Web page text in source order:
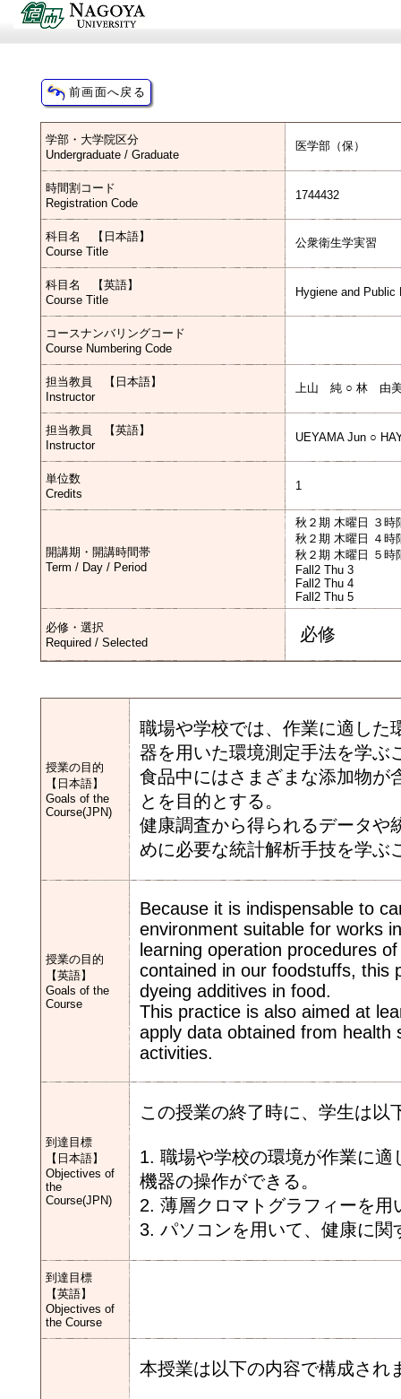
学部・大学院区分
Undergraduate / Graduate
医学部（保）
時間割コード
Registration Code
1744432
科目名 【日本語】
Course Title
公衆衛生学実習
科目名 【英語】
Course Title
Hygiene and Public
コースナンバリングコード
Course Numbering Code
担当教員 【日本語】
Instructor
上山 純 ○ 林 由
担当教員 【英語】
Instructor
UEYAMA Jun ○
単位数
Credits
1
開講期・開講時間帯
Term / Day / Period
秋２期 木曜日 ３時
秋２期 木曜日 ４時
秋２期 木曜日 ５時
Fall2 Thu 3
Fall2 Thu 4
Fall2 Thu 5
必修・選択
Required / Selected
必修
授業の目的
【日本語】
Goals of the
Course(JPN)
職場や学校では、作業に適した
器を用いた環境測定手法を学ぶ
食品中にはさまざまな添加物が
とを目的とする。
健康調査から得られるデータや
めに必要な統計解析手技を学ぶ
授業の目的
【英語】
Goals of the
Course
Because it is indispensable to
environment suitable for works
learning operation procedures
contained in our foodstuffs, this
dyeing additives in food.
This practice is also aimed at
apply data obtained from
activities.
到達目標
【日本語】
Objectives of
the
Course(JPN)
この授業の終了時に、学生は以
1. 職場や学校の環境が作業に
機器の操作ができる。
2. 薄層クロマトグラフィーを
3. パソコンを用いて、健康に
到達目標
【英語】
Objectives of
the Course
本授業は以下の内容で構成され